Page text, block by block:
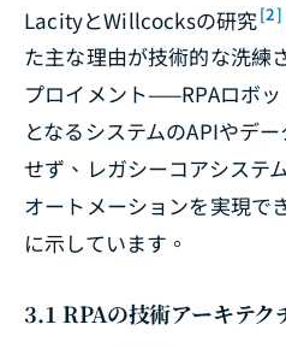
LacityとWillcocksの研究[2]
た主な理由が技術的な洗練
プロイメント——RPAロボ
となるシステムのAPIやデ
せず、レガシーコアシステ
オートメーションを実現
に示しています。
3.1 RPAの技術アーキテク